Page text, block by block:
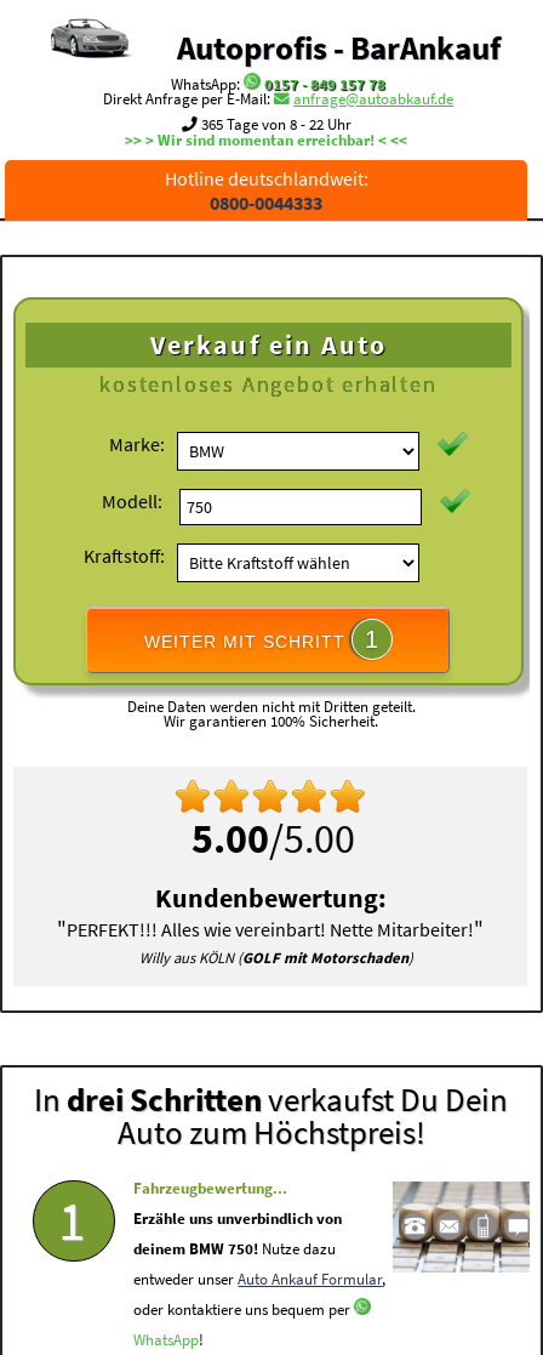
Autoprofis - BarAnkauf
WhatsApp:
0157 - 849 157 78
Direkt Anfrage per E-Mail:
anfrage@autoabkauf.de
365 Tage von 8 - 22 Uhr
>> > Wir sind momentan erreichbar! < <<
Hotline deutschlandweit:
0800-0044333
Verkauf ein Auto
kostenloses Angebot erhalten
Marke:
Modell:
Kraftstoff:
WEITER MIT SCHRITT 1
Deine Daten werden nicht mit Dritten geteilt.
Wir garantieren 100% Sicherheit.
5.00/5.00
Kundenbewertung:
"PERFEKT!!! Alles wie vereinbart! Nette Mitarbeiter!"
Willy aus KÖLN (GOLF mit Motorschaden)
In drei Schrittenverkaufst Du Dein
Auto zum Höchstpreis!
1
Fahrzeugbewertung...
Erzähle uns unverbindlich von
deinem BMW 750! Nutze dazu
entweder unserAuto Ankauf Formular,
oder kontaktiere uns bequem per
WhatsApp!